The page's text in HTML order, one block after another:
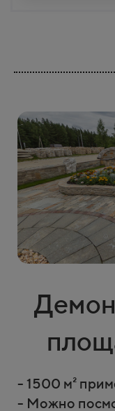
- 1500 м²
- Можно